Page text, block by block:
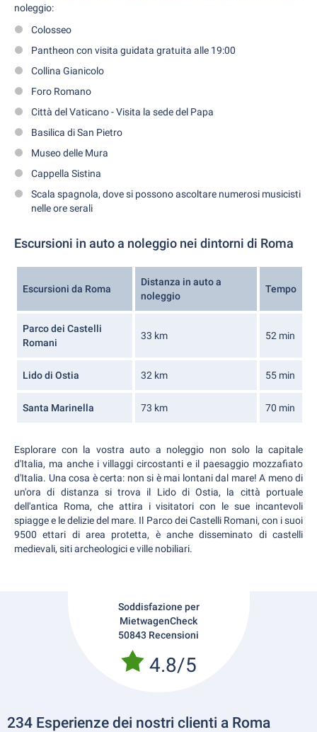
noleggio:
Colosseo
Pantheon con visita guidata gratuita alle 19:00
Collina Gianicolo
Foro Romano
Città del Vaticano - Visita la sede del Papa
Basilica di San Pietro
Museo delle Mura
Cappella Sistina
Scala spagnola, dove si possono ascoltare numerosi musicisti
nelle ore serali
Escursioni in auto a noleggio nei dintorni di Roma
Escursioni da Roma
Distanza in auto a
noleggio
Tempo
Parco dei Castelli
Romani
33 km 52 min
Lido di Ostia 32 km 55 min
Santa Marinella 73 km 70 min
Esplorare con la vostra auto a noleggio non solo la capitale
d'Italia, ma anche i villaggi circostanti e il paesaggio mozzafiato
d'Italia. Una cosa è certa: non si è mai lontani dal mare! A meno di
un'ora di distanza si trova il Lido di Ostia, la città portuale
dell'antica Roma, che attira i visitatori con le sue incantevoli
spiagge e le delizie del mare. Il Parco dei Castelli Romani, con i suoi
9500 ettari di area protetta, è anche disseminato di castelli
medievali, siti archeologici e ville nobiliari.
Soddisfazione per
MietwagenCheck
50843 Recensioni
4.8/5
234 Esperienze dei nostri clienti a Roma